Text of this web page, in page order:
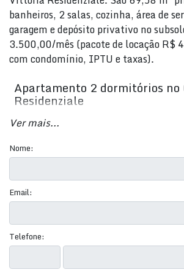
banheiros, 2 salas, cozinha, área de
garagem e depósito privativo no
3.500,00/mês (pacote de locação R$
com condomínio, IPTU e taxas).
Apartamento 2 dormitórios
Residenziale
Pronto para morar e decorado, o
entregue em 2024, em ótimo estado
praticidade no dia a dia em Itapema.
2 dormitórios, sendo 1 suíte
2 banheiros
2 salas (estar e jantar)
Cozinha e área de serviço
Sacada com churrasqueira
Ver mais...
Nome:
Email:
Telefone: